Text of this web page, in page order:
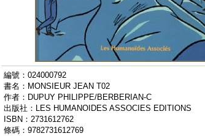
編號：024000792
書名：MONSIEUR JEAN T02
作者：DUPUY PHILIPPE/BERBERIAN-C
出版社：LES HUMANOIDES ASSOCIES EDITIONS
ISBN：2731612762
條碼：9782731612769